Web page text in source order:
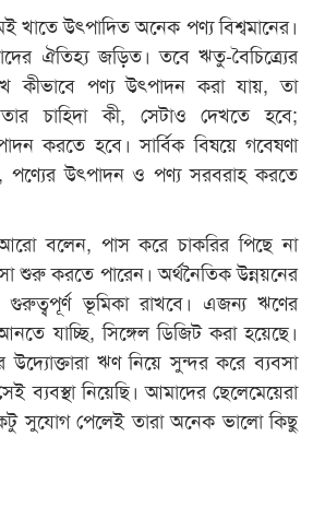
উৎপাদিত অনেক পণ্য বিশ্বমানের।
ঐতিহ্য জড়িত। তবে ঋতু-বৈচিত্র্যের
কীভাবে পণ্য উৎপাদন করা যায়, তা
চাহিদা কী, সেটাও দেখতে হবে;
করতে হবে। সার্বিক বিষয়ে গবেষণা
পণ্যের উৎপাদন ও পণ্য সরবরাহ করতে
আরো বলেন, পাস করে চাকরির পিছে না
শুরু করতে পারেন। অর্থনৈতিক উন্নয়নের
গুরুত্বপূর্ণ ভূমিকা রাখবে। এজন্য ঋণের
যাচ্ছি, সিঙ্গেল ডিজিট করা হয়েছে।
ঋণ নিয়ে সুন্দর করে ব্যবসা
ব্যবস্থা নিয়েছি। আমাদের ছেলেমেয়েরা
সুযোগ পেলেই তারা অনেক ভালো কিছু